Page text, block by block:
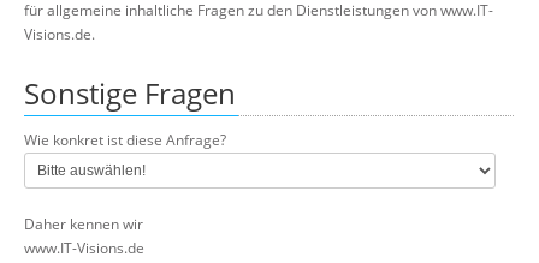
für allgemeine inhaltliche Fragen zu den Dienstleistungen von www.IT-
Visions.de.
Sonstige Fragen
Wie konkret ist diese Anfrage?
Daher kennen wir
www.IT-Visions.de